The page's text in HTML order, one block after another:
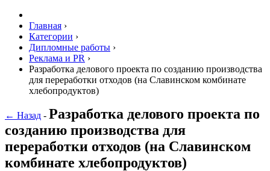
Главная ›
Категории ›
Дипломные работы ›
Реклама и PR ›
Разработка делового проекта по созданию производства
для переработки отходов (на Славинском комбинате
хлебопродуктов)
← Назад - Разработка делового проекта по
созданию производства для
переработки отходов (на Славинском
комбинате хлебопродуктов)